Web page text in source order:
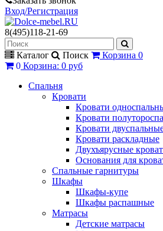
Вход/Регистрация
8(495)118-21-69
Каталог Поиск Корзина 0
0 Корзина: 0 руб
Спальня
Кровати
Кровати
Кровати
Кровати
Кровати раскладные
Двухъярусные
Основания для
Спальные гарнитуры
Шкафы
Шкафы-купе
Шкафы распашные
Матрасы
Детские матрасы